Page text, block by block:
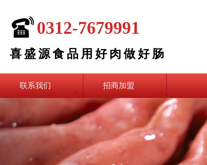
0312-7679991
喜盛源食品用好肉做好肠
联系我们 招商加盟